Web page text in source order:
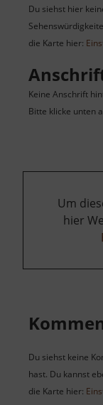
Du siehst hier
die Karte hier:
Keine Anschrift
Bitte klicke unten
Um
hier
Du siehst keine
hast. Du kannst
die Karte hier: